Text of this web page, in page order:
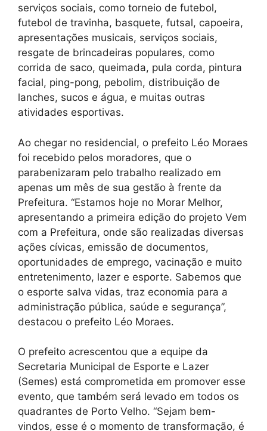
serviços sociais, como torneio de futebol,
futebol de travinha, basquete, futsal, capoeira,
apresentações musicais, serviços sociais,
resgate de brincadeiras populares, como
corrida de saco, queimada, pula corda, pintura
facial, ping-pong, pebolim, distribuição de
lanches, sucos e água, e muitas outras
atividades esportivas.
Ao chegar no residencial, o prefeito Léo Moraes
foi recebido pelos moradores, que o
parabenizaram pelo trabalho realizado em
apenas um mês de sua gestão à frente da
Prefeitura. “Estamos hoje no Morar Melhor,
apresentando a primeira edição do projeto Vem
com a Prefeitura, onde são realizadas diversas
ações cívicas, emissão de documentos,
oportunidades de emprego, vacinação e muito
entretenimento, lazer e esporte. Sabemos que
o esporte salva vidas, traz economia para a
administração pública, saúde e segurança”,
destacou o prefeito Léo Moraes.
O prefeito acrescentou que a equipe da
Secretaria Municipal de Esporte e Lazer
(Semes) está comprometida em promover esse
evento, que também será levado em todos os
quadrantes de Porto Velho. “Sejam bem-
vindos, esse é o momento de transformação, é